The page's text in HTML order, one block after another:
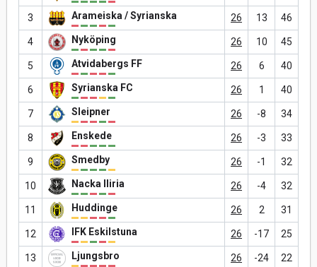
3 Arameiska / Syrianska 26 13 46
4 Nyköping 26 10 45
5 Atvidabergs FF 26 6 40
6 Syrianska FC 26 1 40
7 Sleipner 26 -8 34
8 Enskede 26 -3 33
9 Smedby 26 -1 32
10 Nacka Iliria 26 -4 32
11 Huddinge 26 2 31
12 IFK Eskilstuna 26 -17 25
13 Ljungsbro 26 -24 22